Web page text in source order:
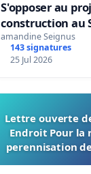
S'opposer au
construction au
amandine Seignus
143 signatures
25 Jul 2026
Lettre ouverte
Endroit Pour la
perennisation